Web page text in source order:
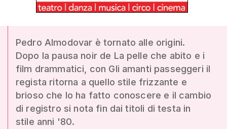
Pedro Almodovar è tornato alle origini.
Dopo la pausa noir de La pelle che abito e i
film drammatici, con Gli amanti passeggeri il
regista ritorna a quello stile frizzante e
brioso che lo ha fatto conoscere e il cambio
di registro si nota fin dai titoli di testa in
stile anni '80.